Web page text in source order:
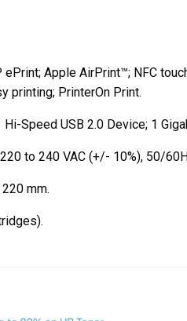
ePrint; Apple AirPrint™; NFC
printing; PrinterOn Print.
Speed USB 2.0 Device; 1
to 240 VAC (+/- 10%), 50/
mm.